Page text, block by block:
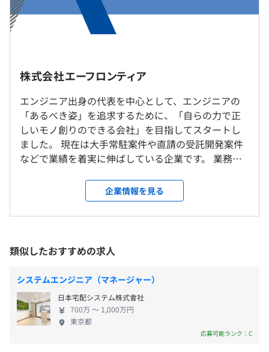
OpenIDConnectなど）を利用したシステム実装の技術検
証をおこなっています。
①客先案件
◆大手証券会社向け 次期CRM導入支援
顧客管理システムの再構築、スマートデバイス対応や各種
クラウドサービス利用
・フェーズ：要件定義～リリース対応（セキュリティ部分
に注力）
・使用技術：OAuth 2.0、SSO（SAML2.0、Kerberos認
証、統合Windows認証）
・フェーズ：要件定義～リリース対応～保守運用
②自社サービス
◆Multi Message Manager
メッセージ作成後、メール/SMS/SNSなどの指定の形式で
優先度に従い高速に送信するオンプレミス/クラウド両対
都内です。多くの社員がリモート勤務も実施しています。
就業場所の変更範囲
＜雇入時＞
東京本社、および自宅
＜変更範囲＞
会社の定める場所（テレワークを行う場所を含む）
受動喫煙防止措置に関する事項
「新宿」駅 徒歩10分
「新宿三丁目」駅 徒歩13分
休憩時間：60分（※昼食時間は業務の都合により各々の
平均残業時間：平均20時間／月程度
度は入社月により異なります）
・特別休暇（慶弔、教育訓練など）
株式会社エーフロンティア
エンジニア出身の代表を中心として、エンジニアの
「あるべき姿」を追求するために、「自らの力で正
しいモノ創りのできる会社」を目指してスタートし
ました。 現在は大手常駐案件や直請の受託開発案件
などで業績を着実に伸ばしている企業です。 業務系
ジットカード・保険・航空・メーカーなど、社会イ
ンフラを支える幅広い業界の案件を取り扱っていま
す。 さまざまな業界の上流工程から携わっていただ
ル、交渉スキルを磨いていただけます。 ・エンジニ
アとして何かを極めたい！ ・さまざまな分野や技術
に挑戦してみたい！ ・社会インフラを支える技術に
触れてみたい！ ・今後さらに注力されるセキュリテ
ィ部分など、唯一無二の技術力を習得したい！ そう
いった、エンジニアであれば誰しも望む考えを、当
社では実現できます。 現在安定して業容を拡大し、
企業情報を見る
類似したおすすめの求人
システムエンジニア（マネージャー）
日本宅配システム株式會社
700万 〜 1,000万円
東京都
応募可能ランク：C